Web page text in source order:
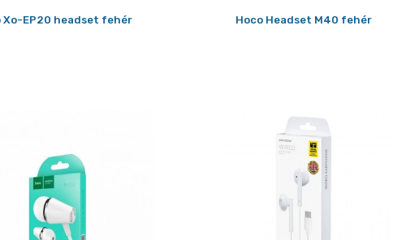
Xo-EP20 headset fehér Hoco Headset M40 fehér